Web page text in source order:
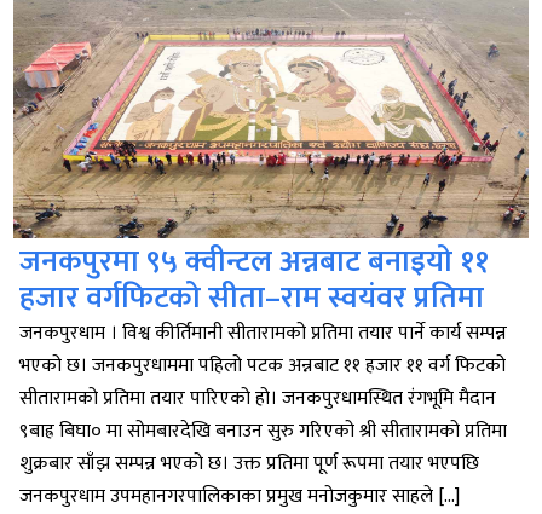
जनकपुरमा ९५ क्वीन्टल अन्नबाट बनाइयो ११
हजार वर्गफिटको सीता–राम स्वयंवर प्रतिमा
जनकपुरधाम । विश्व कीर्तिमानी सीतारामको प्रतिमा तयार पार्ने कार्य सम्पन्न
भएको छ। जनकपुरधाममा पहिलो पटक अन्नबाट ११ हजार ११ वर्ग फिटको
सीतारामको प्रतिमा तयार पारिएको हो। जनकपुरधामस्थित रंगभूमि मैदान
९बाह्र बिघा० मा सोमबारदेखि बनाउन सुरु गरिएको श्री सीतारामको प्रतिमा
शुक्रबार साँझ सम्पन्न भएको छ। उक्त प्रतिमा पूर्ण रूपमा तयार भएपछि
जनकपुरधाम उपमहानगरपालिकाका प्रमुख मनोजकुमार साहले […]